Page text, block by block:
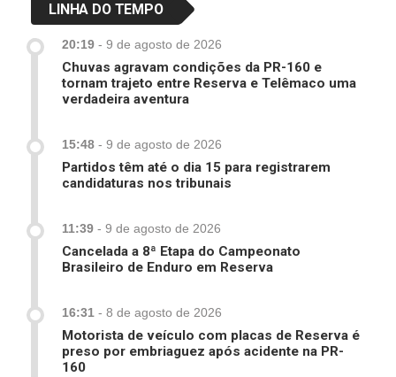
LINHA DO TEMPO
20:19 - 9 de agosto de 2026
Chuvas agravam condições da PR-160 e
tornam trajeto entre Reserva e Telêmaco uma
verdadeira aventura
15:48 - 9 de agosto de 2026
Partidos têm até o dia 15 para registrarem
candidaturas nos tribunais
11:39 - 9 de agosto de 2026
Cancelada a 8ª Etapa do Campeonato
Brasileiro de Enduro em Reserva
16:31 - 8 de agosto de 2026
Motorista de veículo com placas de Reserva é
preso por embriaguez após acidente na PR-
160